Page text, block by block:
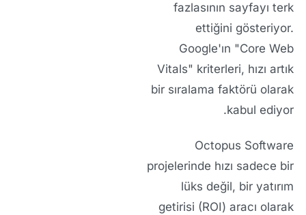
fazlasının sayfayı terk
ettiğini gösteriyor.
Google'ın "Core Web
Vitals" kriterleri, hızı artık
bir sıralama faktörü olarak
kabul ediyor.
Octopus Software
projelerinde hızı sadece bir
lüks değil, biryatırım
getirisi (ROI) aracı olarak